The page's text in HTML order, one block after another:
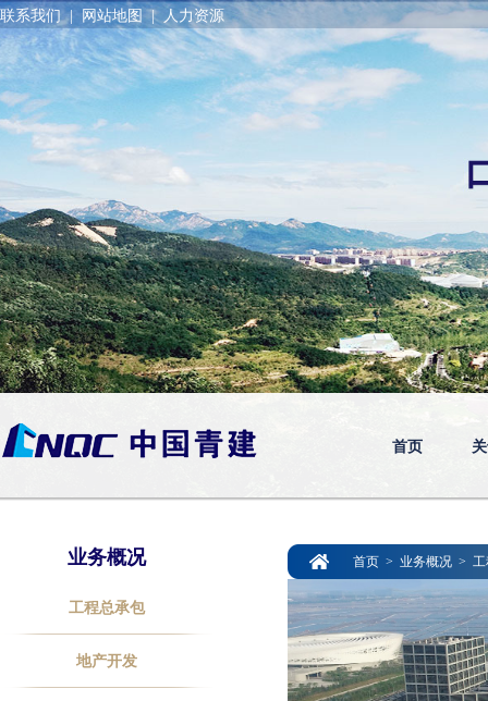
联系我们 | 网站地图 | 人力资源
首页
业务概况
工程总承包
地产开发
首页 > 业务概况 >